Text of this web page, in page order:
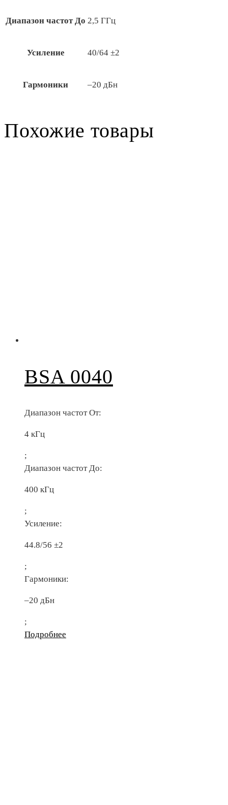
Диапазон частот До 2,5 ГГц
Усиление 40/64 ±2
Гармоники –20 дБн
Похожие товары
BSA 0040
Диапазон частот От:
4 кГц
;
Диапазон частот До:
400 кГц
;
Усиление:
44.8/56 ±2
;
Гармоники:
–20 дБн
;
Подробнее